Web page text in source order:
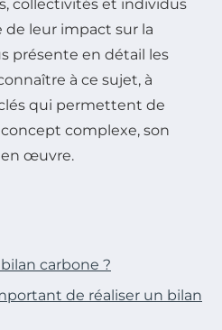
collectivités et individus
leur impact sur la
présente en détail les
à ce sujet, à
qui permettent de
complexe, son
en œuvre.
carbone ?
de réaliser un bilan